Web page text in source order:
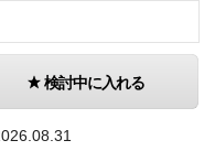
検討中に入れる